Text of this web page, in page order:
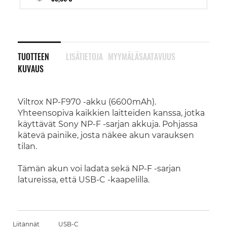
TUOTTEEN
KUVAUS
Viltrox NP-F970 -akku (6600mAh).
Yhteensopiva kaikkien laitteiden kanssa, jotka
käyttävät Sony NP-F -sarjan akkuja. Pohjassa
kätevä painike, josta näkee akun varauksen
tilan.
Tämän akun voi ladata sekä NP-F -sarjan
latureissa, että USB-C -kaapelilla.
LISÄTIETOJA MYYMÄLÄSAATAVUUS
Liitännät USB-C